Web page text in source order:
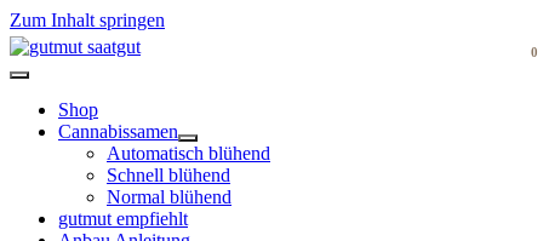
Zum Inhalt springen
0
Shop
Cannabissamen
Automatisch blühend
Schnell blühend
Normal blühend
gutmut empfiehlt